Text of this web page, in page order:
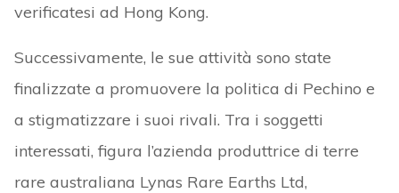
verificatesi ad Hong Kong.
Successivamente, le sue attività sono state
finalizzate a promuovere la politica di Pechino e
a stigmatizzare i suoi rivali. Tra i soggetti
interessati, figura l’azienda produttrice di terre
rare australiana Lynas Rare Earths Ltd,